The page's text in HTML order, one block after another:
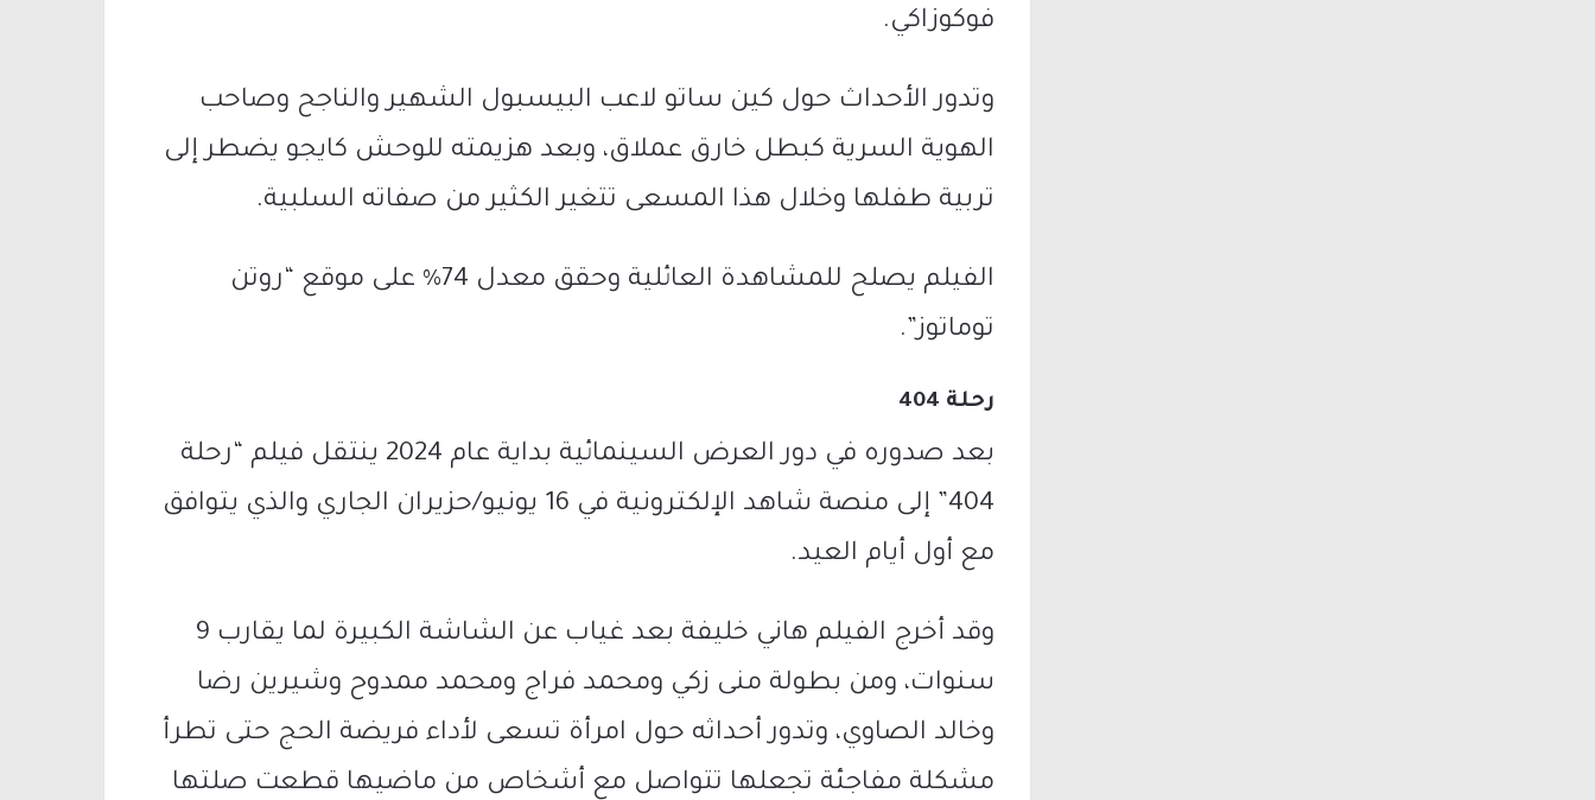
فوكوزاكي.
وتدور الأحداث حول كين ساتو لاعب البيسبول الشهير والناجح وصاحب
الهوية السرية كبطل خارق عملاق، وبعد هزيمته للوحش كايجو يضطر إلى
تربية طفلها وخلال هذا المسعى تتغير الكثير من صفاته السلبية.
الفيلم يصلح للمشاهدة العائلية وحقق معدل 74% على موقع “روتن
توماتوز”.
رحلة 404
بعد صدوره في دور العرض السينمائية بداية عام 2024 ينتقل فيلم “رحلة
404” إلى منصة شاهد الإلكترونية في 16 يونيو/حزيران الجاري والذي يتوافق
مع أول أيام العيد.
وقد أخرج الفيلم هاني خليفة بعد غياب عن الشاشة الكبيرة لما يقارب 9
سنوات، ومن بطولة منى زكي ومحمد فراج ومحمد ممدوح وشيرين رضا
وخالد الصاوي، وتدور أحداثه حول امرأة تسعى لأداء فريضة الحج حتى تطرأ
مشكلة مفاجئة تجعلها تتواصل مع أشخاص من ماضيها قطعت صلتها